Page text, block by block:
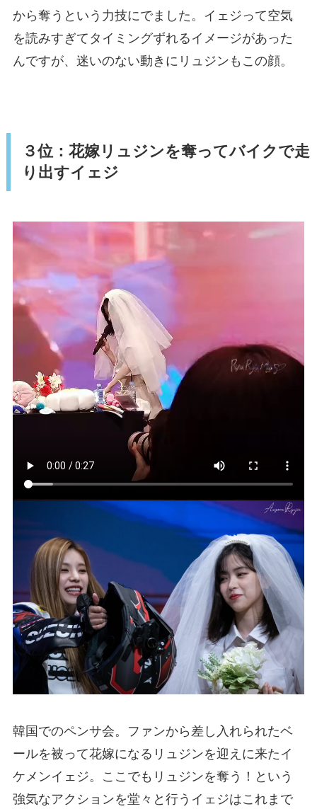
から奪うという力技にでました。イェジって空気
を読みすぎてタイミングずれるイメージがあった
んですが、迷いのない動きにリュジンもこの顔。
３位：花嫁リュジンを奪ってバイクで走
り出すイェジ
韓国でのペンサ会。ファンから差し入れられたベ
ールを被って花嫁になるリュジンを迎えに来たイ
ケメンイェジ。ここでもリュジンを奪う！という
強気なアクションを堂々と行うイェジはこれまで